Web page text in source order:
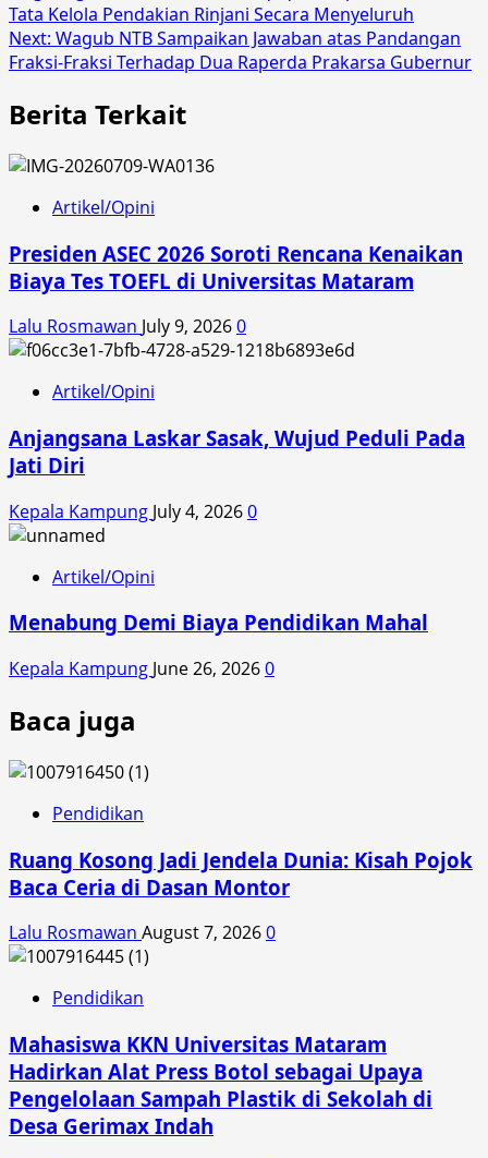
Tata Kelola Pendakian Rinjani Secara Menyeluruh
Next: Wagub NTB Sampaikan Jawaban atas Pandangan
Fraksi-Fraksi Terhadap Dua Raperda Prakarsa Gubernur
Berita Terkait
Artikel/Opini
Presiden ASEC 2026 Soroti Rencana Kenaikan
Biaya Tes TOEFL di Universitas Mataram
Lalu Rosmawan July 9, 20260
Artikel/Opini
Anjangsana Laskar Sasak, Wujud Peduli Pada
Jati Diri
Kepala Kampung July 4, 20260
Artikel/Opini
Menabung Demi Biaya Pendidikan Mahal
Kepala Kampung June 26, 20260
Baca juga
Pendidikan
Ruang Kosong Jadi Jendela Dunia: Kisah Pojok
Baca Ceria di Dasan Montor
Lalu Rosmawan August 7, 20260
Pendidikan
Mahasiswa KKN Universitas Mataram
Hadirkan Alat Press Botol sebagai Upaya
Pengelolaan Sampah Plastik di Sekolah di
Desa Gerimax Indah